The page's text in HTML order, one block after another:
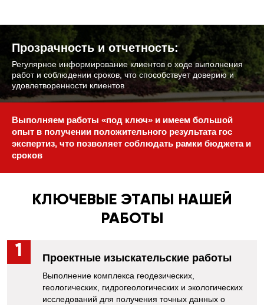
Прозрачность и отчетность:
Регулярное информирование клиентово ходе выполнения
работ и соблюдении сроков, что способствует довериюи
удовлетворенности клиентов
Выполняем работы «под ключ» и имеем большой
опыт в получении положительного результата гос
экспертиз, что позволяет соблюдать рамки бюджета и
сроков
КЛЮЧЕВЫЕ ЭТАПЫ НАШЕЙ
РАБОТЫ
Проектные изыскательские работы
Выполнение комплекса геодезических,
геологических, гидрогеологических и экологических
исследований для получения точных данных о